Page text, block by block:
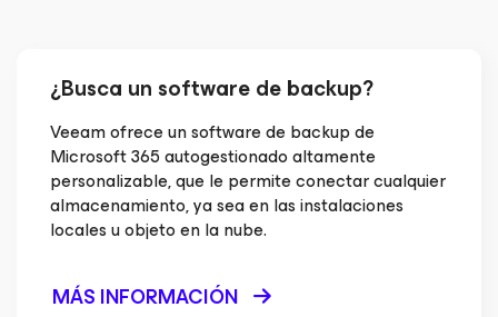
¿Busca un software de backup?
Veeam ofrece un software de backup de
Microsoft 365 autogestionado altamente
personalizable, que le permite conectar cualquier
almacenamiento, ya sea en las instalaciones
locales u objeto en la nube.
MÁS INFORMACIÓN